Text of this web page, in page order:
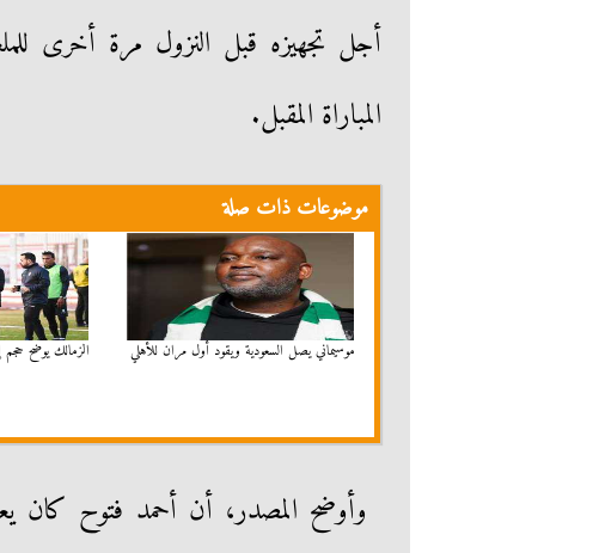
أجل تجهيزه قبل النزول مرة أخرى
المباراة المقبل.
موضوعات ذات صلة
موسيماني يصل السعودية ويقود أول مران للأهلي الزمالك يوضح حجم
وأوضح المصدر، أن أحمد فتوح كان